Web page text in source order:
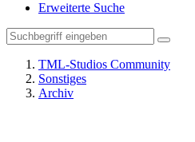
Erweiterte Suche
TML-Studios Community
Sonstiges
Archiv